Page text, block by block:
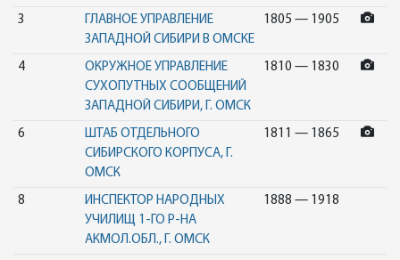
3
ГЛАВНОЕ УПРАВЛЕНИЕ
ЗАПАДНОЙ СИБИРИ В ОМСКЕ
1805 — 1905
4
ОКРУЖНОЕ УПРАВЛЕНИЕ
СУХОПУТНЫХ СООБЩЕНИЙ
ЗАПАДНОЙ СИБИРИ, Г. ОМСК
1810 — 1830
6
ШТАБ ОТДЕЛЬНОГО
СИБИРСКОГО КОРПУСА, Г.
ОМСК
1811 — 1865
8
ИНСПЕКТОР НАРОДНЫХ
УЧИЛИЩ 1-ГО Р-НА
АКМОЛ.ОБЛ., Г. ОМСК
1888 — 1918